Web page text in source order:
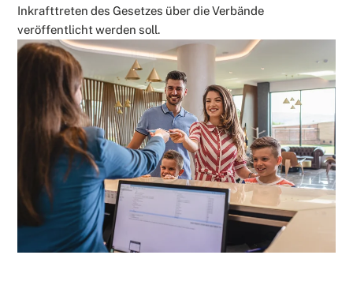
Inkrafttreten des Gesetzes über die Verbände
veröffentlicht werden soll.